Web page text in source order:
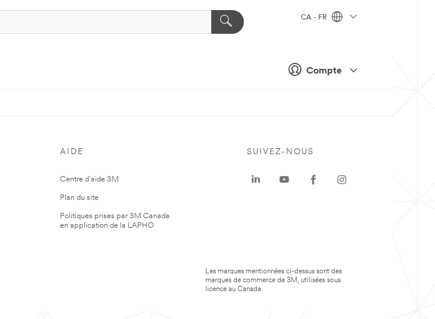
Compte
CA - FR
AIDE
Centre d'aide 3M
Plan du site
Politiques prises par 3M Canada
en application de la LAPHO
SUIVEZ-NOUS
Les marques mentionnées ci-dessus sont des
marques de commerce de 3M, utilisées sous
licence au Canada.